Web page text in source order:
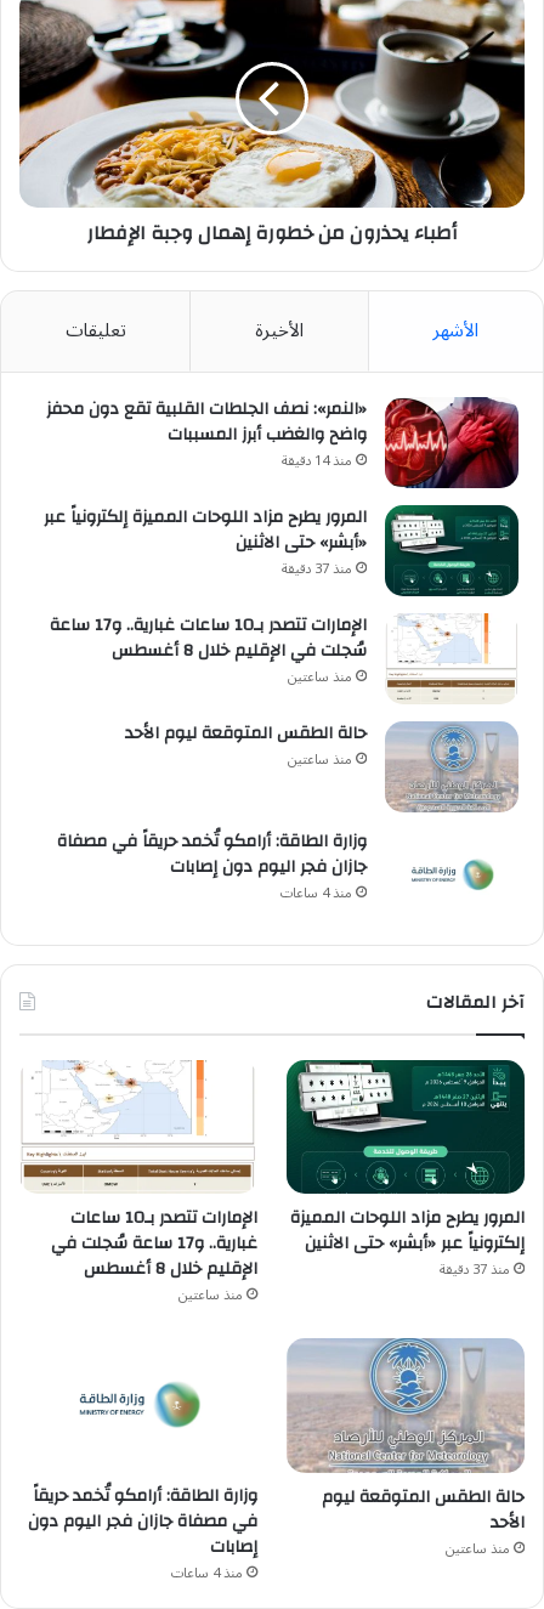
يحذرون
من
خطورة
إهمال
وجبة
الإفطار
أطباء يحذرون من خطورة إهمال وجبة الإفطار
الأشهر الأخيرة تعليقات
«النمر»: نصف الجلطات القلبية تقع دون محفز
واضح والغضب أبرز المسببات
منذ 14 دقيقة
المرور يطرح مزاد اللوحات المميزة إلكترونياً عبر
«أبشر» حتى الاثنين
منذ 37 دقيقة
الإمارات تتصدر بـ10 ساعات غبارية.. و17 ساعة
سُجلت في الإقليم خلال 8 أغسطس
منذ ساعتين
حالة الطقس المتوقعة ليوم الأحد
منذ ساعتين
وزارة الطاقة: أرامكو تُخمد حريقاً في مصفاة
جازان فجر اليوم دون إصابات
منذ 4 ساعات
آخر المقالات
المرور يطرح مزاد اللوحات المميزة
إلكترونياً عبر «أبشر» حتى الاثنين
منذ 37 دقيقة
الإمارات تتصدر بـ10 ساعات
غبارية.. و17 ساعة سُجلت في
الإقليم خلال 8 أغسطس
منذ ساعتين
حالة الطقس المتوقعة ليوم
الأحد
منذ ساعتين
وزارة الطاقة: أرامكو تُخمد حريقاً
في مصفاة جازان فجر اليوم دون
إصابات
منذ 4 ساعات